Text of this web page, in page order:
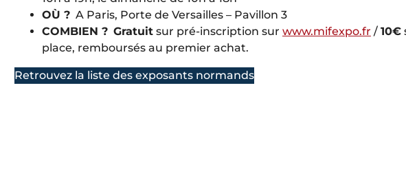
OÙ ?A Paris, Porte de Versailles – Pavillon 3
COMBIEN ? Gratuitsur pré-inscription sur www.mifexpo.fr / 10€
place, remboursés au premier achat.
Retrouvez la liste des exposants normands